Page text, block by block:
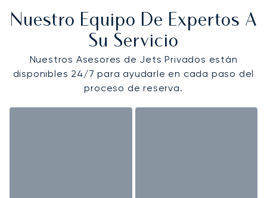
Nuestro Equipo De Expertos A
Su Servicio
Nuestros Asesores de Jets Privados están
disponibles 24/7 para ayudarle en cada paso del
proceso de reserva.